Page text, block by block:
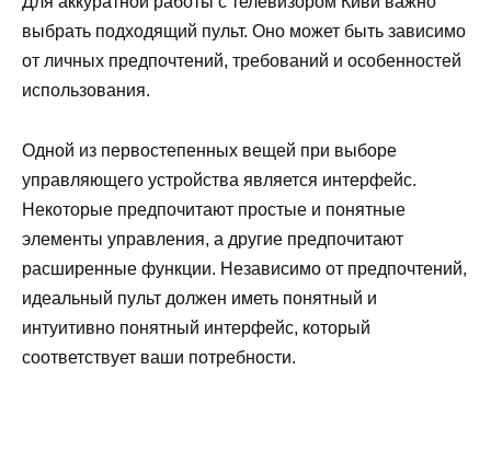
выбрать подходящий пульт. Оно может быть зависимо
от личных предпочтений, требований и особенностей
использования.
Одной из первостепенных вещей при выборе
управляющего устройства является интерфейс.
Некоторые предпочитают простые и понятные
элементы управления, а другие предпочитают
расширенные функции. Независимо от предпочтений,
идеальный пульт должен иметь понятный и
интуитивно понятный интерфейс, который
соответствует ваши потребности.